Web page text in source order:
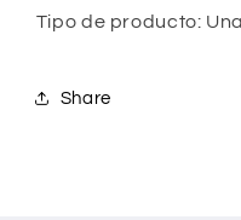
Tipo de producto:
Share